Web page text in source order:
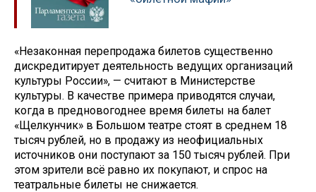
«Незаконная перепродажа билетов существенно
дискредитирует деятельность ведущих организаций
культуры России», — считают в Министерстве
культуры. В качестве примера приводятся случаи,
когда в предновогоднее время билеты на балет
«Щелкунчик» в Большом театре стоят в среднем 18
тысяч рублей, но в продажу из неофициальных
источников они поступают за 150 тысяч рублей. При
этом зрители всё равно их покупают, и спрос на
театральные билеты не снижается.